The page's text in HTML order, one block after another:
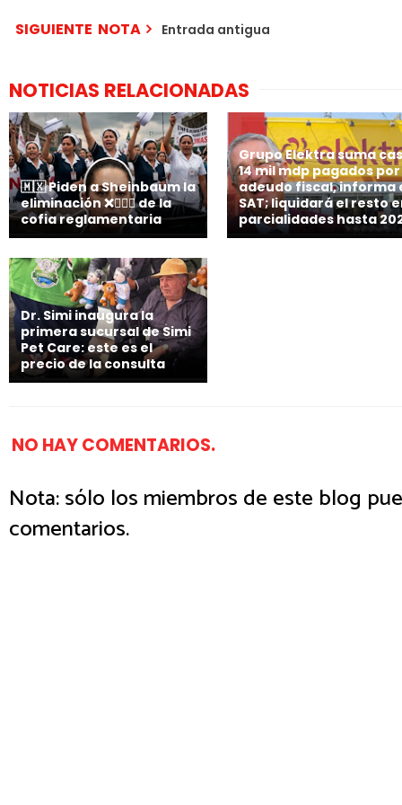
SIGUIENTE NOTA Entrada antigua
NOTICIAS RELACIONADAS
🇲🇽 Piden a Sheinbaum la
eliminación ❌👩🏻‍⚕️ de la
cofia reglamentaria
Grupo Elektra suma
14 mil mdp pagados por
adeudo fiscal, informa
SAT; liquidará el resto
parcialidades hasta
Dr. Simi inaugura la
primera sucursal de Simi
Pet Care: este es el
precio de la consulta
NO HAY COMENTARIOS.
Nota: sólo los miembros de este blog
comentarios.